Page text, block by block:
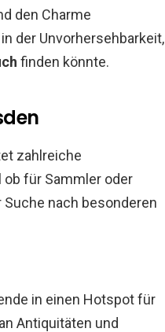
den Charme
der Unvorhersehbarkeit,
finden könnte.
zahlreiche
ob für Sammler oder
nach besonderen
in einen Hotspot für
Antiquitäten und